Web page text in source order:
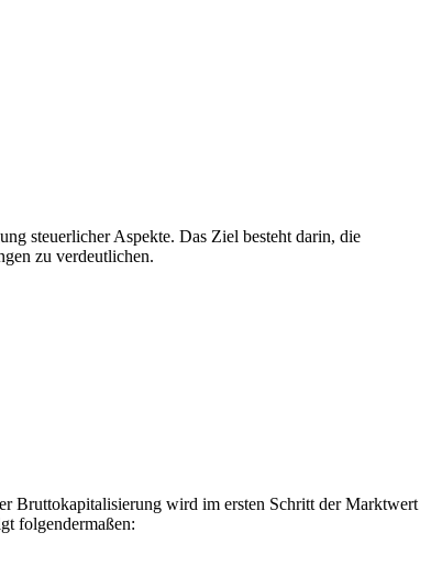
steuerlicher Aspekte. Das Ziel besteht darin, die
zu verdeutlichen.
Bruttokapitalisierung wird im ersten Schritt der Marktwert
folgendermaßen: